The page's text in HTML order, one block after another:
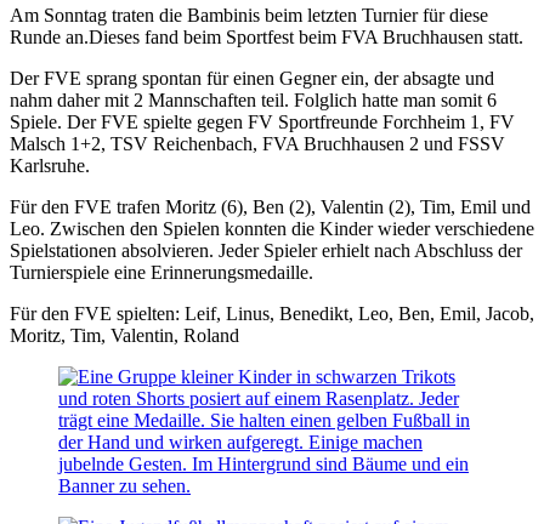
Am Sonntag traten die Bambinis beim letzten Turnier für diese
Runde an.Dieses fand beim Sportfest beim FVA Bruchhausen statt.
Der FVE sprang spontan für einen Gegner ein, der absagte und
nahm daher mit 2 Mannschaften teil. Folglich hatte man somit 6
Spiele. Der FVE spielte gegen FV Sportfreunde Forchheim 1, FV
Malsch 1+2, TSV Reichenbach, FVA Bruchhausen 2 und FSSV
Karlsruhe.
Für den FVE trafen Moritz (6), Ben (2), Valentin (2), Tim, Emil und
Leo. Zwischen den Spielen konnten die Kinder wieder verschiedene
Spielstationen absolvieren. Jeder Spieler erhielt nach Abschluss der
Turnierspiele eine Erinnerungsmedaille.
Für den FVE spielten: Leif, Linus, Benedikt, Leo, Ben, Emil, Jacob,
Moritz, Tim, Valentin, Roland